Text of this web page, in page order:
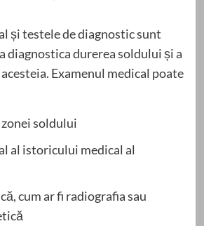
și testele de diagnostic sunt
diagnostica durerea soldului și a
Examenul medical poate
soldului
al istoricului medical al
cum ar fi radiografia sau